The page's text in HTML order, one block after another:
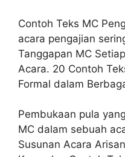
Contoh Teks MC
acara pengajian
Tanggapan MC
Acara. 20 Contoh
Formal dalam
Pembukaan pula
MC dalam sebuah
Susunan Acara